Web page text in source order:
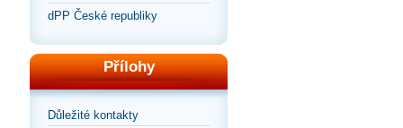
dPP České republiky
Přílohy
Důležité kontakty